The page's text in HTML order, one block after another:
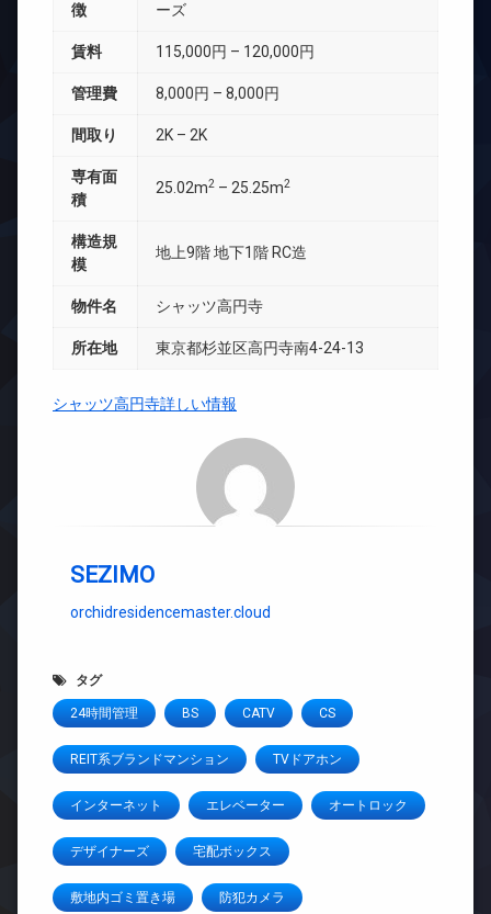
徴
ーズ
賃料 115,000円 – 120,000円
管理費 8,000円 – 8,000円
間取り 2K – 2K
専有面
積
25.02m2 – 25.25m2
構造規
模
地上9階 地下1階 RC造
物件名 シャッツ高円寺
所在地 東京都杉並区高円寺南4-24-13
シャッツ高円寺詳しい情報
SEZIMO
orchidresidencemaster.cloud
タグ
24時間管理 BS CATV CS
REIT系ブランドマンション TVドアホン
インターネット エレベーター オートロック
デザイナーズ 宅配ボックス
敷地内ゴミ置き場 防犯カメラ